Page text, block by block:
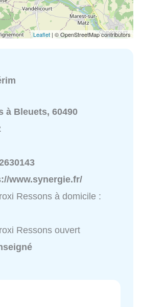
Leaflet | © OpenStreetMap contributors
à Bleuets, 60490
www.synergie.fr/
Ressons à domicile :
Ressons ouvert